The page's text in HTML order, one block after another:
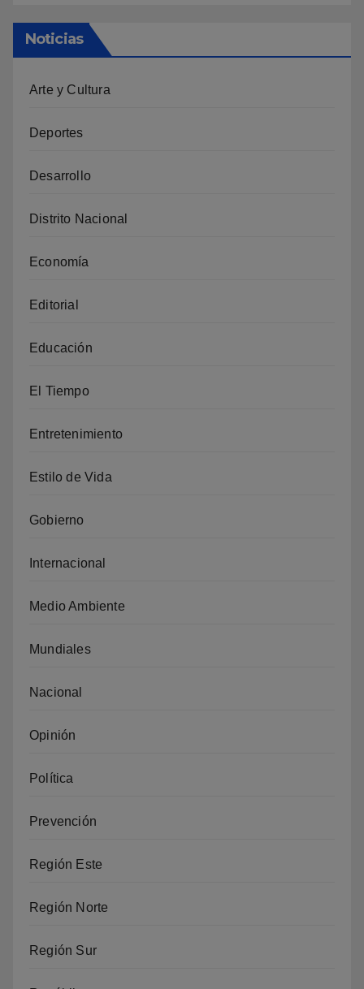
Noticias
Arte y Cultura
Deportes
Desarrollo
Distrito Nacional
Economía
Editorial
Educación
El Tiempo
Entretenimiento
Estilo de Vida
Gobierno
Internacional
Medio Ambiente
Mundiales
Nacional
Opinión
Política
Prevención
Región Este
Región Norte
Región Sur